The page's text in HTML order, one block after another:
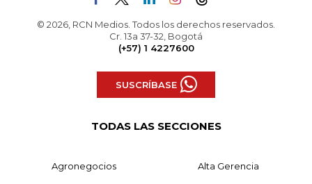
© 2026, RCN Medios. Todos los derechos reservados.
Cr. 13a 37-32, Bogotá
(+57) 1 4227600
SUSCRÍBASE
TODAS LAS SECCIONES
Agronegocios Alta Gerencia